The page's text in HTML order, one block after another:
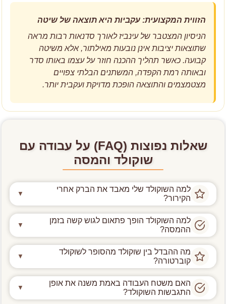
הזווית המקצועית: עקביות היא תוצאה של שיטה
הניסיון המצטבר של עינביז לאורך סדנאות רבות מראה
שתוצאות יציבות אינן נובעות מאילתור, אלא משיטה
קבועה. כאשר תהליך ההכנה חוזר על עצמו באותו סדר
ובאותה רמת הקפדה, המשתנים הבלתי צפויים
מצטמצמים והתוצאה הופכת מדויקת ועקבית יותר.
שאלות נפוצות (FAQ) על עבודה עם
שוקולד והמסה
למה השוקולד שלי מאבד את הברק אחרי
הקירור?
▼
תופעה זו מתרחשת לרוב בגלל לחות גבוהה באוויר או
טמפרטורת חדר שאינה מתאימה לקירור.
לחות גורמת לסוכר שבשוקולד להתגבש מחדש על פני
השטח, מה שיוצר כתמים עמומים המוכרים בשם פריחת
סוכר. כדי להבטיח שהיצירות שלכם יישארו מבריקות, חובה
לעבוד בסביבה יבשה, לנגב היטב את כלי העבודה ולקרר את
השוקולד בצורה מבוקרת.
למה השוקולד הופך פתאום לגוש קשה בזמן
ההמסה?
▼
מצב זה נקרא שוקולד שנתפס והוא קורה כאשר טיפת מים
או אדים באים במגע עם השוקולד המומס.
המים גורמים לחלקיקי הסוכר והקקאו להידבק יחד ולהיפרד
מחמאת הקקאו. גם אדים שעולים מסיר סמוך או מדיח כלים
מה ההבדל בין שוקולד מהסופר לשוקולד
קוברטורה?
▼
ההבדל המרכזי נמצא בהרכב החומרים. שוקולד
קוברטורה מכיל אחוז גבוה משמעותית של חמאת קקאו
האם משטח העבודה באמת משנה את אופן
התגבשות השוקולד?
▼